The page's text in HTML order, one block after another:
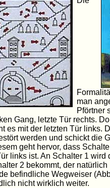
man
Pförtner
Gang, letzte Tür rechts.
es mit der letzten Tür links.
werden und schickt die
geht hervor, dass
links ist. An Schalter 1
2 bekommt, der
befindliche Wegweiser
nicht wirklich weiter.